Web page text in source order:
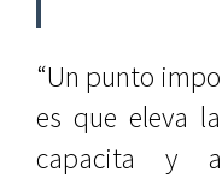
“Un punto
es que eleva
capacita y